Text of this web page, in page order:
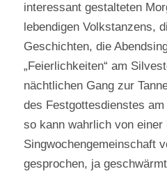
interessant gestalteten
lebendigen Volkstanzens,
Geschichten, die
„Feierlichkeiten“ am
nächtlichen Gang zur
des Festgottesdienstes
so kann wahrlich von einer
Singwochengemeinschaft
gesprochen, ja